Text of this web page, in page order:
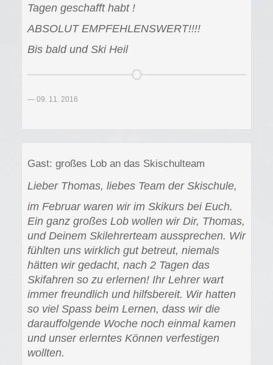
Tagen geschafft habt !
ABSOLUT EMPFEHLENSWERT!!!!
Bis bald und Ski Heil
09. 11. 2016
Gast: großes Lob an das Skischulteam
Lieber Thomas, liebes Team der Skischule,
im Februar waren wir im Skikurs bei Euch.
Ein ganz großes Lob wollen wir Dir, Thomas,
und Deinem Skilehrerteam aussprechen. Wir
fühlten uns wirklich gut betreut, niemals
hätten wir gedacht, nach 2 Tagen das
Skifahren so zu erlernen! Ihr Lehrer wart
immer freundlich und hilfsbereit. Wir hatten
so viel Spass beim Lernen, dass wir die
darauffolgende Woche noch einmal kamen
und unser erlerntes Können verfestigen
wollten.